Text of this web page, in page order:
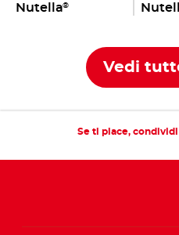
Nutella®
Vedi
Se ti piace, condividi